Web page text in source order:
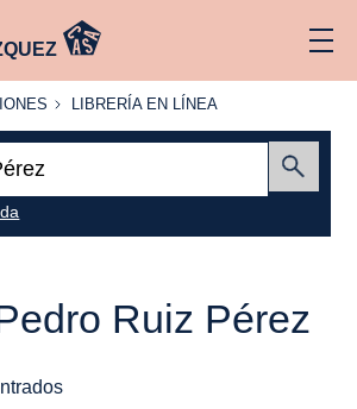
LIBRERÍA
LÍNEA
LIBRERÍA EN LÍNEA
Ruiz Pérez